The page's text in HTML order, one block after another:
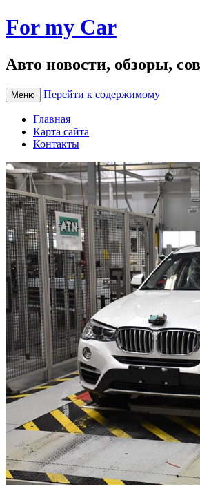
For my Car
Авто новости, обзоры,
Меню Перейти к содержимому
Главная
Карта сайта
Контакты